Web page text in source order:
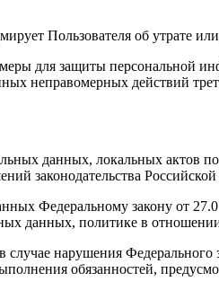
Пользователя об утрате
для защиты персональной
неправомерных действий
данных, локальных актов
законодательства
Федеральному закону от
данных, политике в
нарушения
обязанностей,